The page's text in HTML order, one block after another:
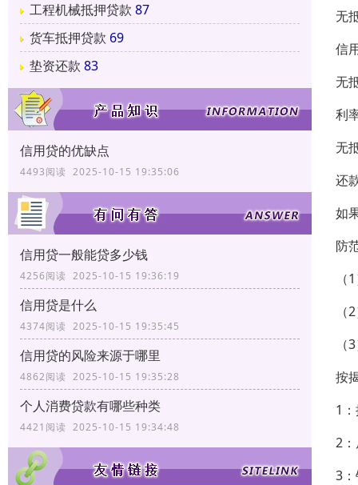
工程机械抵押贷款 87
货车抵押贷款 69
垫资还款 83
信用贷的优缺点
4493阅读 2025-10-15 19:35:06
信用贷一般能贷多少钱
4256阅读 2025-10-15 19:36:19
信用贷是什么
4374阅读 2025-10-15 19:35:45
信用贷的风险来源于哪里
4862阅读 2025-10-15 19:35:28
个人消费贷款有哪些种类
4421阅读 2025-10-15 19:34:48
无
信
无
利
无
还
如
防
按
1
2
3